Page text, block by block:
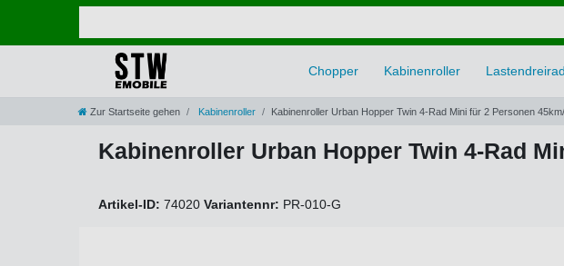
Chopper Kabinenroller Lastendreirad
Zur Startseite gehen Kabinenroller Kabinenroller Urban Hopper Twin 4-Rad Mini für 2 Personen
Kabinenroller Urban Hopper Twin 4-Rad
Artikel-ID: 74020 Variantennr: PR-010-G